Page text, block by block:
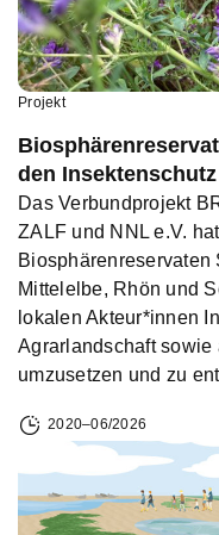
Projekt
den Insektenschutz
Das Verbundprojekt
ZALF und NNL e.V.
Mittelelbe, Rhön und
lokalen Akteur*innen
Agrarlandschaft sowie
umzusetzen und zu
2020–06/2026